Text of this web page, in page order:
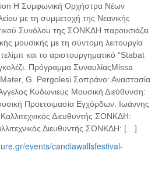
Η Συμφωνική Ορχήστρα Νέων
με τη συμμετοχή της Νεανικής
Συνόλου της ΣΟΝΚΔΗ παρουσιάζει
μουσικής με τη σύντομη λειτουργία
και το αριστουργηματικό “Stabat
Πρόγραμμα ΣυναυλίαςMissa
G. Pergolesi Σοπράνο: Αναστασία
Κυδωνιεύς Μουσική Διεύθυνση:
Προετοιμασία Εγχόρδων: Ιωάννης
Διευθυντής ΣΟΝΚΔΗ:
Διευθυντής ΣΟΝΚΔΗ: […]
events/candiawallsfestival-